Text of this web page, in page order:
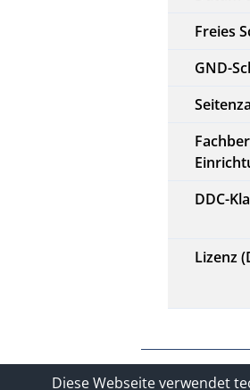
Freies
GND-
DDC-
Lizenz
Kontakt
Diese Webseite verwendet